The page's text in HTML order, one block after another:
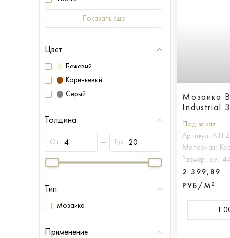
Показать еще
Цвет
Бежевый
Коричневый
Серый
Толщина
От До
Тип
Мозаика
Применение
Мозаика
Industrial
Под заказ
Артикул: A1FZ
Материал:
Размер, см:
2 399,89
РУБ/М²